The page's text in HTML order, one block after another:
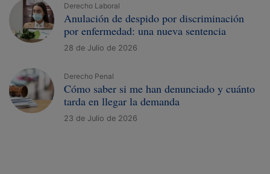
Derecho Laboral
Anulación de despido por discriminación
por enfermedad: una nueva sentencia
28 de Julio de 2026
Derecho Penal
Cómo saber si me han denunciado y cuánto
tarda en llegar la demanda
23 de Julio de 2026